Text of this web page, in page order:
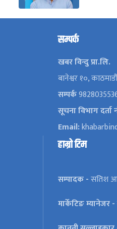
सम्पर्क
खबर विन्दु प्रा.लि.
बानेश्वर १०, काठमाडौँ
सम्पर्क
सूचना विभाग दर्ता
Email:
हाम्रो टिम
सम्पादक -सतिश
मार्केटिङ म्यानेजर -